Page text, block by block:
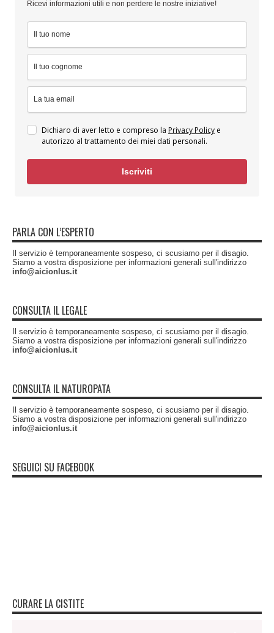
Ricevi informazioni utili e non perdere le nostre iniziative!
Dichiaro di aver letto e compreso la Privacy Policy e
autorizzo al trattamento dei miei dati personali.
Iscriviti
PARLA CON L’ESPERTO
Il servizio è temporaneamente sospeso, ci scusiamo per il disagio.
Siamo a vostra disposizione per informazioni generali sull'indirizzo
info@aicionlus.it
CONSULTA IL LEGALE
Il servizio è temporaneamente sospeso, ci scusiamo per il disagio.
Siamo a vostra disposizione per informazioni generali sull'indirizzo
info@aicionlus.it
CONSULTA IL NATUROPATA
Il servizio è temporaneamente sospeso, ci scusiamo per il disagio.
Siamo a vostra disposizione per informazioni generali sull'indirizzo
info@aicionlus.it
SEGUICI SU FACEBOOK
CURARE LA CISTITE